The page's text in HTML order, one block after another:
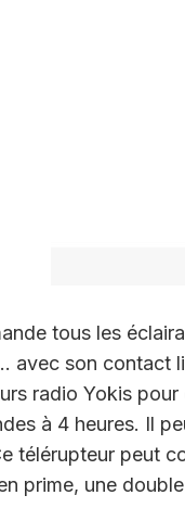
tous les
avec son contact
radio Yokis
à 4 heures. Il
télérupteur peut
prime, une